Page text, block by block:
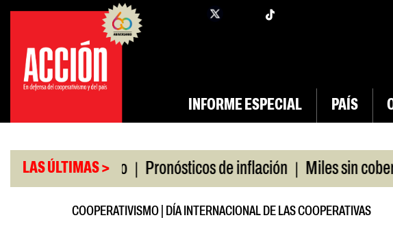
Saltar
contenido
facebook
INFORME ESPECIAL PAÍS
LAS ÚLTIMAS >
universitario | Pronósticos de inflación | Miles sin cobertura
COOPERATIVISMO| DÍA INTERNACIONAL DE LAS COOPERATIVAS